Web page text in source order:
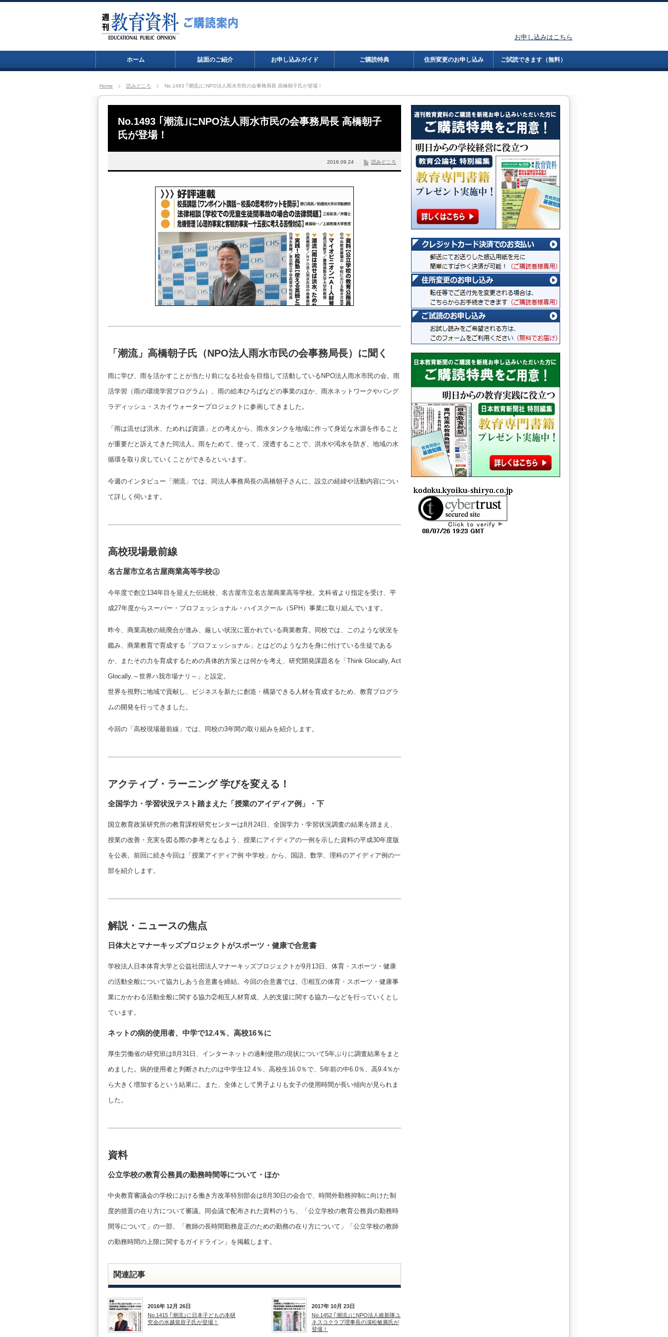
ホーム 誌面のご紹介 お申し込みガイド ご購読特典 住所変更のお申し込み ご試読できます（無料）
お申し込みはこちら
Home 読みどころ No.1493 ｢潮流｣にNPO法人雨水市民の会事務局長 高橋朝子氏が登場！
No.1493 ｢潮流｣にNPO法人雨水市民の会事務局長 高橋朝子
氏が登場！
読みどころ
2018.09.24
「潮流」高橋朝子氏（NPO法人雨水市民の会事務局長）に聞く
雨に学び、雨を活かすことが当たり前になる社会を目指して活動しているNPO法人雨水市民の会。雨
活学習（雨の環境学習プログラム）、雨の絵本ひろばなどの事業のほか、雨水ネットワークやバング
ラディッシュ・スカイウォータープロジェクトに参画してきました。
「雨は流せば洪水、ためれば資源」との考えから、雨水タンクを地域に作って身近な水源を作ること
が重要だと訴えてきた同法人。雨をためて、使って、浸透することで、洪水や渇水を防ぎ、地域の水
循環を取り戻していくことができるといいます。
今週のインタビュー「潮流」では、同法人事務局長の高橋朝子さんに、設立の経緯や活動内容につい
て詳しく伺います。
高校現場最前線
名古屋市立名古屋商業高等学校㊤
今年度で創立134年目を迎えた伝統校、名古屋市立名古屋商業高等学校。文科省より指定を受け、平
成27年度からスーパー・プロフェッショナル・ハイスクール（SPH）事業に取り組んでいます。
昨今、商業高校の統廃合が進み、厳しい状況に置かれている商業教育。同校では、このような状況を
鑑み、商業教育で育成する「プロフェッショナル」とはどのような力を身に付けている生徒である
か、またその力を育成するための具体的方策とは何かを考え、研究開発課題名を「Think Glocally, Act
Glocally.～世界ハ我市場ナリ～」と設定。
世界を視野に地域で貢献し、ビジネスを新たに創造・構築できる人材を育成するため、教育プログラ
ムの開発を行ってきました。
今回の「高校現場最前線」では、同校の3年間の取り組みを紹介します。
アクティブ・ラーニング 学びを変える！
全国学力・学習状況テスト踏まえた「授業のアイディア例」・下
国立教育政策研究所の教育課程研究センターは8月24日、全国学力・学習状況調査の結果を踏まえ、
授業の改善・充実を図る際の参考となるよう、授業にアイディアの一例を示した資料の平成30年度版
を公表。前回に続き今回は「授業アイディア例 中学校」から、国語、数学、理科のアイディア例の一
部を紹介します。
解説・ニュースの焦点
日体大とマナーキッズプロジェクトがスポーツ・健康で合意書
学校法人日本体育大学と公益社団法人マナーキッズプロジェクトが9月13日、体育・スポーツ・健康
の活動全般について協力しあう合意書を締結。今回の合意書では、①相互の体育・スポーツ・健康事
業にかかわる活動全般に関する協力②相互人材育成、人的支援に関する協力―などを行っていくとし
ています。
ネットの病的使用者、中学で12.4％、高校16％に
厚生労働省の研究班は8月31日、インターネットの過剰使用の現状について5年ぶりに調査結果をまと
めました。病的使用者と判断されたのは中学生12.4％、高校生16.0％で、5年前の中6.0％、高9.4％か
ら大きく増加するという結果に。また、全体として男子よりも女子の使用時間が長い傾向が見られま
した。
資料
公立学校の教育公務員の勤務時間等について・ほか
中央教育審議会の学校における働き方改革特別部会は8月30日の会合で、時間外勤務抑制に向けた制
度的措置の在り方について審議。同会議で配布された資料のうち、「公立学校の教育公務員の勤務時
間等について」の一部、「教師の長時間勤務是正のための勤務の在り方について」「公立学校の教師
の勤務時間の上限に関するガイドライン」を掲載します。
関連記事
2016年 12月 26日
No.1415 ｢潮流｣に日本子どもの本研
究会の水越規容子氏が登場！
2017年 10月 23日
No.1452 ｢潮流｣にNPO法人維新隊ユ
ネスコクラブ理事長の濵松敏廣氏が
登場！